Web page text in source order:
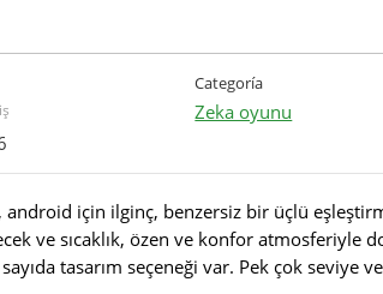
Categoría
Zeka oyunu
, android için ilginç, benzersiz bir üçlü
ve sıcaklık, özen ve konfor atmosferiyle
tasarım seçeneği var. Pek çok seviye